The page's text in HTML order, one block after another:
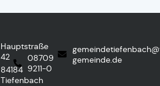
Hauptstraße
42
84184
Tiefenbach
08709
9211-0
gemeinde.de